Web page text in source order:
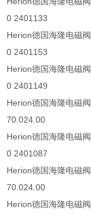
0 2401133
Herion德国海隆电磁阀
0 2401153
Herion德国海隆电磁阀
0 2401149
Herion德国海隆电磁阀
70.024.00
Herion德国海隆电磁阀
0 2401087
Herion德国海隆电磁阀
70.024.00
Herion德国海隆电磁阀